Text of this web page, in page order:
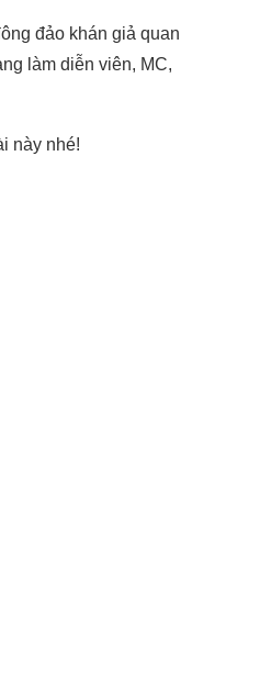
đảo khán giả quan
làm diễn viên, MC,
này nhé!